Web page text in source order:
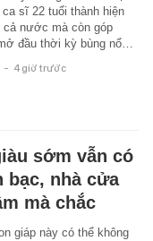
ca sĩ 22 tuổi thành hiện
nước mà còn góp
đầu thời kỳ bùng nổ…
- 4 giờ trước
sớm vẫn có
bạc, nhà cửa
mà chắc
giáp này có thể không